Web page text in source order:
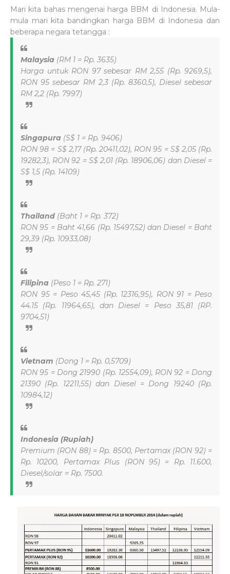
Mari kita bahas mengenai harga BBM di Indonesia. Mula-
mula mari kita bandingkan harga BBM di Indonesia dan
beberapa negara tetangga :
Malaysia (RM 1 = Rp. 3635)
Harga untuk RON 97 sebesar RM 2,55 (Rp. 9269,5),
RON 95 sebesar RM 2,3 (Rp. 8360,5), Diesel sebesar
RM 2,2 (Rp. 7997)
Singapura (S$ 1 = Rp. 9406)
RON 98 = S$ 2,17 (Rp. 20411,02), RON 95 = S$ 2,05 (Rp.
19282,3), RON 92 = S$ 2,01 (Rp. 18906,06) dan Diesel =
S$ 1,5 (Rp. 14109)
Thailand (Baht 1 = Rp. 372)
RON 95 = Baht 41,66 (Rp. 15497,52) dan Diesel = Baht
29,39 (Rp. 10933,08)
Filipina (Peso 1 = Rp. 271)
RON 95 = Peso 45,45 (Rp. 12316,95), RON 91 = Peso
44.15 (Rp. 11964,65), dan Diesel = Peso 35,81 (RP.
9704,51)
Vietnam (Dong 1 = Rp. 0,5709)
RON 95 = Dong 21990 (Rp. 12554,09), RON 92 = Dong
21390 (Rp. 12211,55) dan Diesel = Dong 19240 (Rp.
10984,12)
Indonesia (Rupiah)
Premium (RON 88) = Rp. 8500, Pertamax (RON 92) =
Rp. 10200, Pertamax Plus (RON 95) = Rp. 11.600,
Diesel/solar = Rp. 7500.